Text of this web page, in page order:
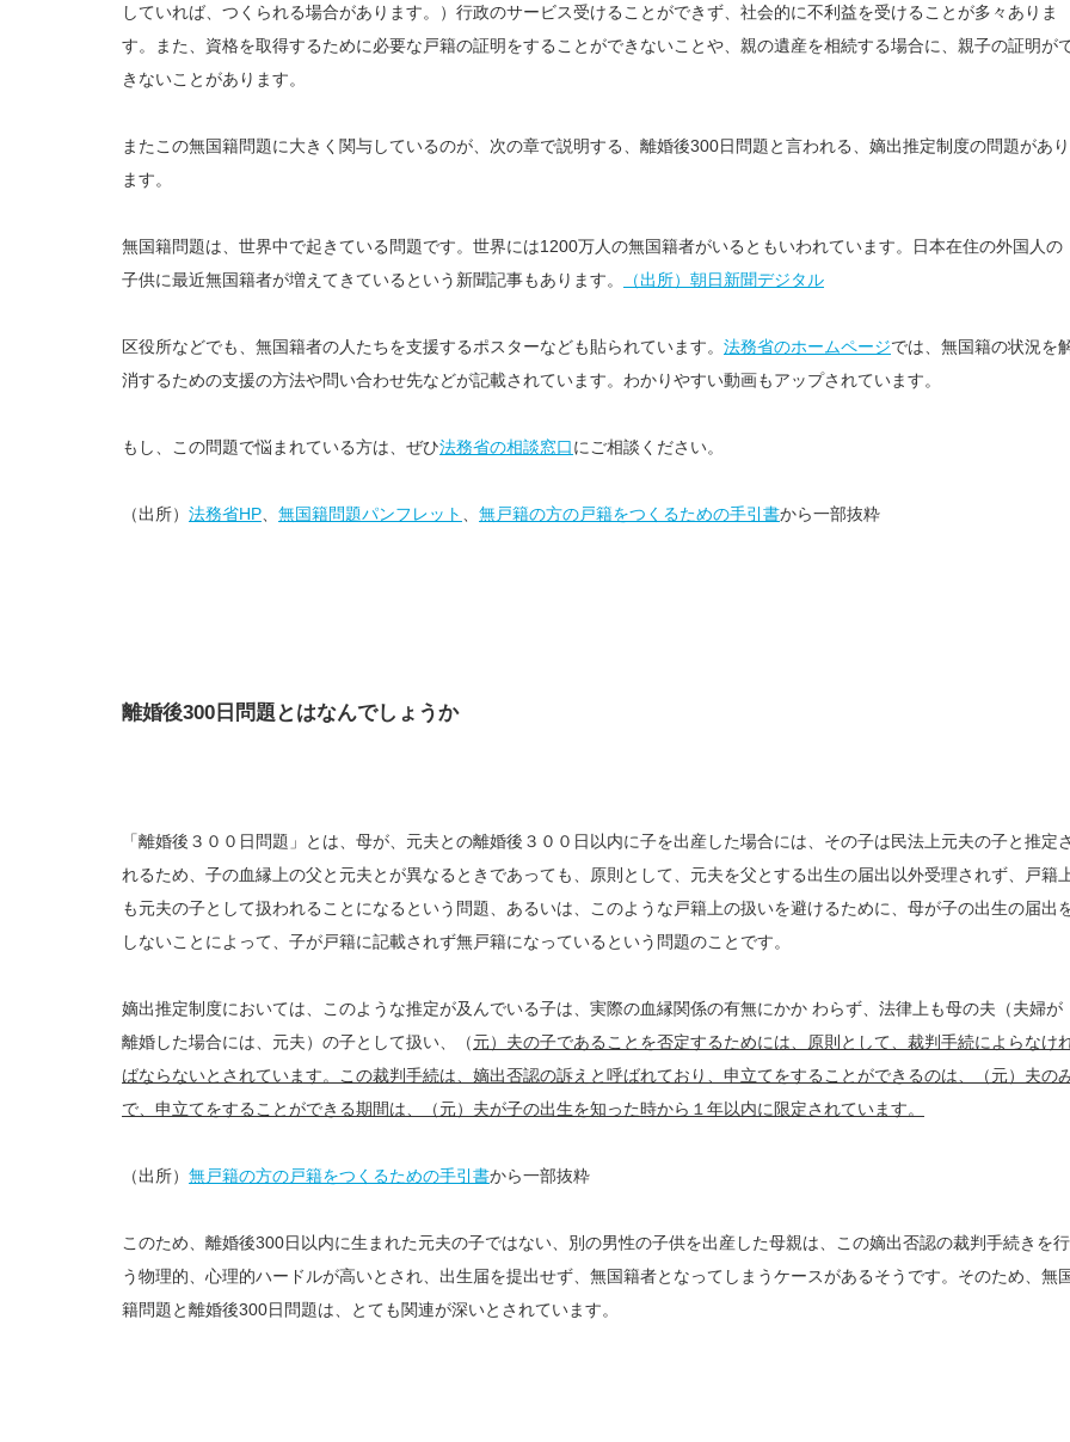
していれば、つくられる場合があります。）行政のサービス受けることができず、社会的に不利益を受けることが多々ありま
す。また、資格を取得するために必要な戸籍の証明をすることができないことや、親の遺産を相続する場合に、親子の証明が
きないことがあります。
またこの無国籍問題に大きく関与しているのが、次の章で説明する、離婚後300日問題と言われる、嫡出推定制度の問題があり
ます。
無国籍問題は、世界中で起きている問題です。世界には1200万人の無国籍者がいるともいわれています。日本在住の外国人の
子供に最近無国籍者が増えてきているという新聞記事もあります。
（出所）朝日新聞デジタル
区役所などでも、無国籍者の人たちを支援するポスターなども貼られています。 法務省のホームページでは、無国籍の状況を
消するための支援の方法や問い合わせ先などが記載されています。わかりやすい動画もアップされています。
もし、この問題で悩まれている方は、ぜひ法務省の相談窓口にご相談ください。
（出所） 法務省HP 無国籍問題パンフレット 無戸籍の方の戸籍をつくるための手引書から一部抜粋
離婚後300日問題とはなんでしょうか
「離婚後３００日問題」とは、母が、元夫との離婚後３００日以内に子を出産した場合には、その子は民法上元夫の子と推定さ
れるため、子の血縁上の父と元夫とが異なるときであっても、原則として、元夫を父とする出生の届出以外受理されず、戸籍
も元夫の子として扱われることになるという問題、あるいは、このような戸籍上の扱いを避けるために、母が子の出生の届出
しないことによって、子が戸籍に記載されず無戸籍になっているという問題のことです。
嫡出推定制度においては、このような推定が及んでいる子は、実際の血縁関係の有無にかか わらず、法律上も母の夫（夫婦が
離婚した場合には、元夫）の子として扱い、（元）夫の子であることを否定するためには、原則として、裁判手続によらなけ
ばならないとされています。この裁判手続は、嫡出否認の訴えと呼ばれており、申立てをすることができるのは、（元）夫の
で、申立てをすることができる期間は、（元）夫が子の出生を知った時から１年以内に限定されています。
（出所） 無戸籍の方の戸籍をつくるための手引書から一部抜粋
このため、離婚後300日以内に生まれた元夫の子ではない、別の男性の子供を出産した母親は、この嫡出否認の裁判手続きを行
う物理的、心理的ハードルが高いとされ、出生届を提出せず、無国籍者となってしまうケースがあるそうです。そのため、無
籍問題と離婚後300日問題は、とても関連が深いとされています。